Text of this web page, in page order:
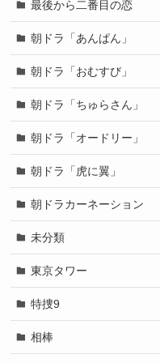
最後から二番目の恋
朝ドラ「あんぱん」
朝ドラ「おむすび」
朝ドラ「ちゅらさん」
朝ドラ「オードリー」
朝ドラ「虎に翼」
朝ドラカーネーション
未分類
東京タワー
特捜9
相棒